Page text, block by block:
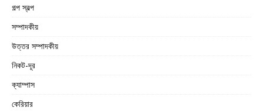
গল্প স্বল্প
সম্পাদকীয়
উত্তর সম্পাদকীয়
নিকট-দূর
ক্যাম্পাস
কেরিয়ার